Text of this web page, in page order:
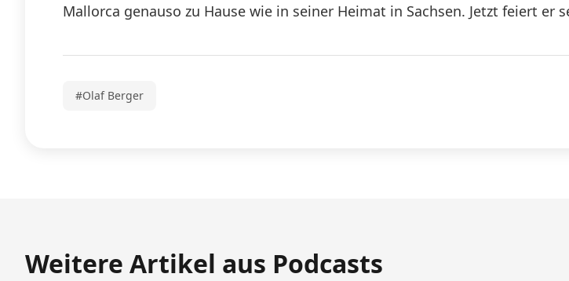
Mallorca genauso zu Hause wie in seiner Heimat in Sachsen. Jetzt feiert er
#Olaf Berger
Weitere Artikel aus Podcasts